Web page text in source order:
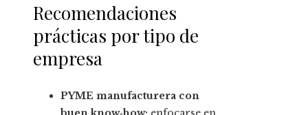
Recomendaciones
prácticas por tipo de
empresa
PYME manufacturera con